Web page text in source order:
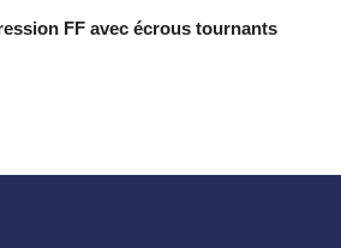
FF avec écrous tournants